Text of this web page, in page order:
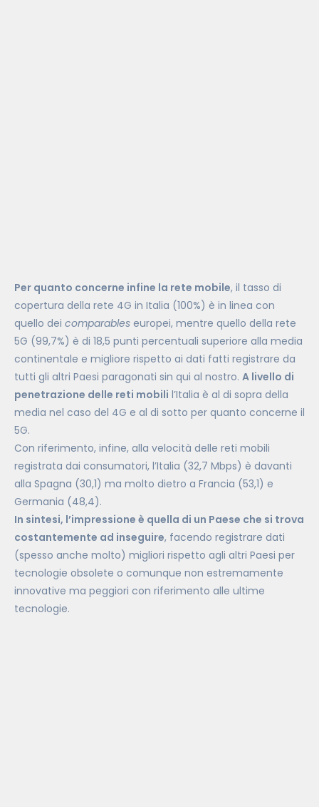
Per quanto concerne infine la rete mobile, il tasso di
copertura della rete 4G in Italia (100%) è in linea con
quello dei comparables europei, mentre quello della rete
5G (99,7%) è di 18,5 punti percentuali superiore alla media
continentale e migliore rispetto ai dati fatti registrare da
tutti gli altri Paesi paragonati sin qui al nostro. A livello di
penetrazione delle reti mobili l’Italia è al di sopra della
media nel caso del 4G e al di sotto per quanto concerne il
5G.
Con riferimento, infine, alla velocità delle reti mobili
registrata dai consumatori, l’Italia (32,7 Mbps) è davanti
alla Spagna (30,1) ma molto dietro a Francia (53,1) e
Germania (48,4).
In sintesi, l’impressione è quella di un Paese che si trova
costantemente ad inseguire, facendo registrare dati
(spesso anche molto) migliori rispetto agli altri Paesi per
tecnologie obsolete o comunque non estremamente
innovative ma peggiori con riferimento alle ultime
tecnologie.